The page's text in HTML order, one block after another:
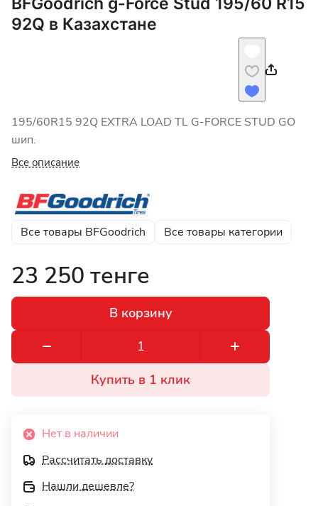
92Q в Казахстане
195/60R15 92Q EXTRA LOAD TL G-FORCE STUD GO
шип.
Все описание
Все товары BFGoodrich Все товары категории
23 250 тенге
В корзину
Купить в 1 клик
Нет в наличии
Рассчитать доставку
Нашли дешевле?